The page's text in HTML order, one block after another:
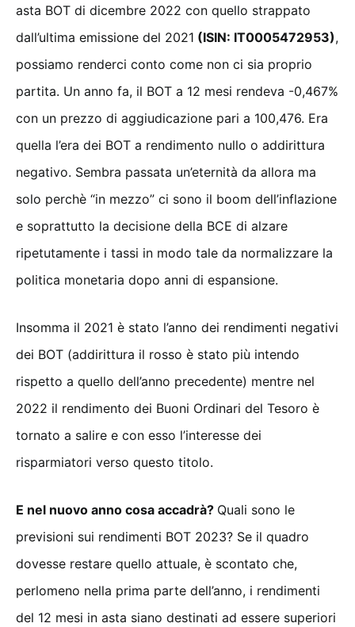
asta BOT di dicembre 2022 con quello strappato
dall’ultima emissione del 2021 (ISIN: IT0005472953),
possiamo renderci conto come non ci sia proprio
partita. Un anno fa, il BOT a 12 mesi rendeva -0,467%
con un prezzo di aggiudicazione pari a 100,476. Era
quella l’era dei BOT a rendimento nullo o addirittura
negativo. Sembra passata un’eternità da allora ma
solo perchè “in mezzo” ci sono il boom dell’inflazione
e soprattutto la decisione della BCE di alzare
ripetutamente i tassi in modo tale da normalizzare la
politica monetaria dopo anni di espansione.
Insomma il 2021 è stato l’anno dei rendimenti negativi
dei BOT (addirittura il rosso è stato più intendo
rispetto a quello dell’anno precedente) mentre nel
2022 il rendimento dei Buoni Ordinari del Tesoro è
tornato a salire e con esso l’interesse dei
risparmiatori verso questo titolo.
E nel nuovo anno cosa accadrà? Quali sono le
previsioni sui rendimenti BOT 2023? Se il quadro
dovesse restare quello attuale, è scontato che,
perlomeno nella prima parte dell’anno, i rendimenti
del 12 mesi in asta siano destinati ad essere superiori